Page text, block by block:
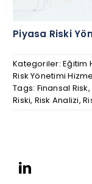
Piyasa Riski
Kategoriler:Eğitim
Risk Yönetimi
Tags: Finansal Risk,
Riski, Risk Analizi,